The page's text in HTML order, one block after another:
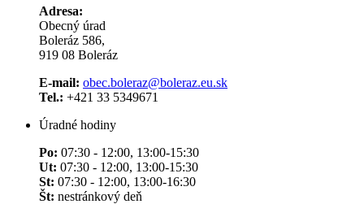
Adresa:
Obecný úrad
Boleráz 586,
919 08 Boleráz
E-mail: obec.boleraz@boleraz.eu.sk
Tel.: +421 33 5349671
Úradné hodiny
Po: 07:30 - 12:00, 13:00-15:30
Ut: 07:30 - 12:00, 13:00-15:30
St: 07:30 - 12:00, 13:00-16:30
Št: nestránkový deň